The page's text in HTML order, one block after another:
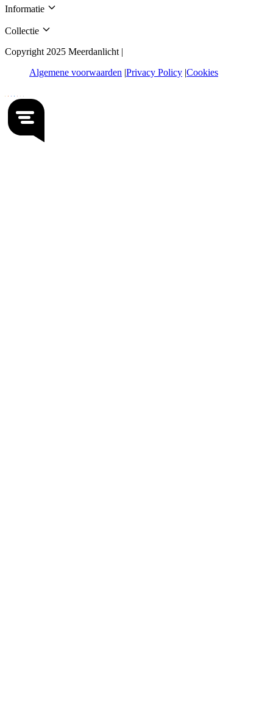
Informatie
Collectie
Copyright 2025 Meerdanlicht |
Algemene voorwaarden Privacy Policy Cookies